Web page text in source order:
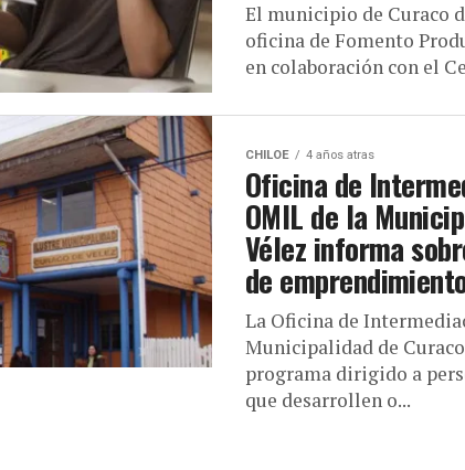
El municipio de Curaco
oficina de Fomento
en colaboración con el
CHILOE 4 años atras
Oficina de
OMIL de la
Vélez informa
de
La Oficina de
Municipalidad de
programa dirigido a
que desarrollen o...